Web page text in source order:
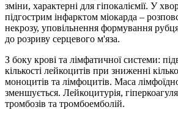
зміни, характерні для гіпокаліємії. У
підгострим інфарктом міокарда –
некрозу, уповільнення формування
до розриву серцевого м'яза.
З боку крові та лімфатичної системи:
кількості лейкоцитів при зниженні
моноцитів та лімфоцитів. Маса
зменшується. Лейкоцитурія,
тромбозів та тромбоемболій.